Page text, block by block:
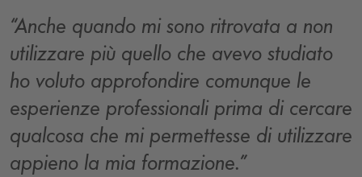
“Anche quando mi sono ritrovata a non
utilizzare più quello che avevo studiato
ho voluto approfondire comunque le
esperienze professionali prima di cercare
qualcosa che mi permettesse di utilizzare
appieno la mia formazione.”